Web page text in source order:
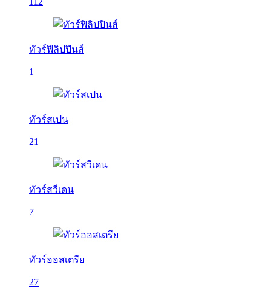
ทัวร์ฟิลิปปินส์
1
ทัวร์สเปน
21
ทัวร์สวีเดน
7
ทัวร์ออสเตรีย
27